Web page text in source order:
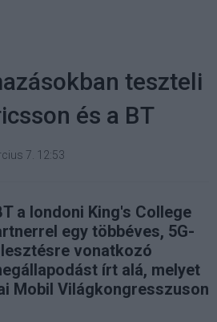
teszteli
és a BT
7. 12:53
a londoni King's College
egy többéves, 5G-
vonatkozó
írt alá, melyet
Mobil Világkongresszuson